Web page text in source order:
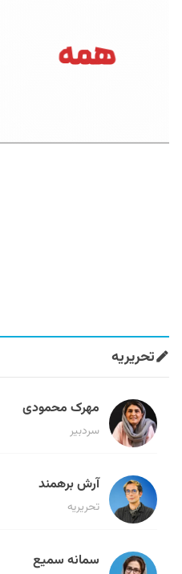
تحریریه
مهرک محمودی
سردبیر
آرش برهمند
تحریریه
سمانه سمیع